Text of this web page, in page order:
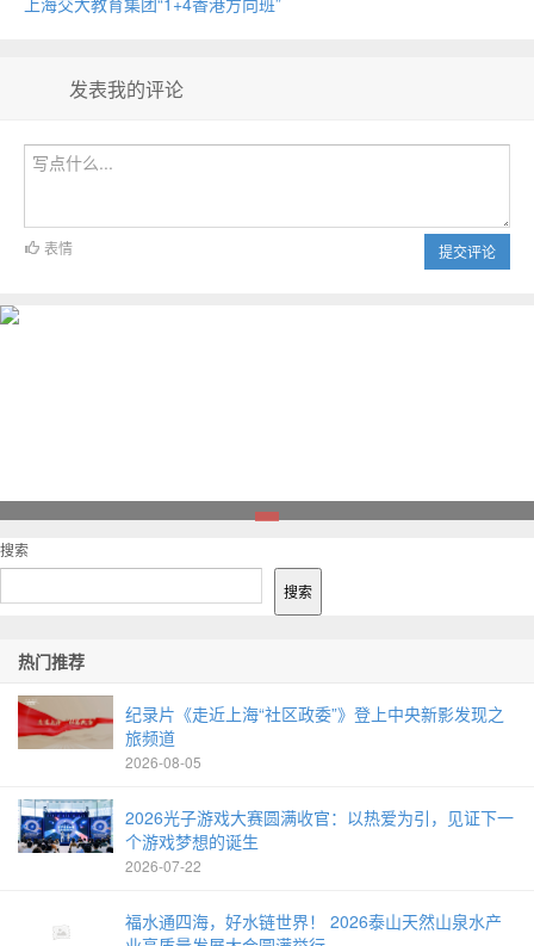
发表我的评论
提交评论
表情
搜索
搜索
热门推荐
纪录片《走近上海“社区政委”》登上中央新影发现之
旅频道
2026-08-05
2026光子游戏大赛圆满收官：以热爱为引，见证下一
个游戏梦想的诞生
2026-07-22
福水通四海，好水链世界！ 2026泰山天然山泉水产